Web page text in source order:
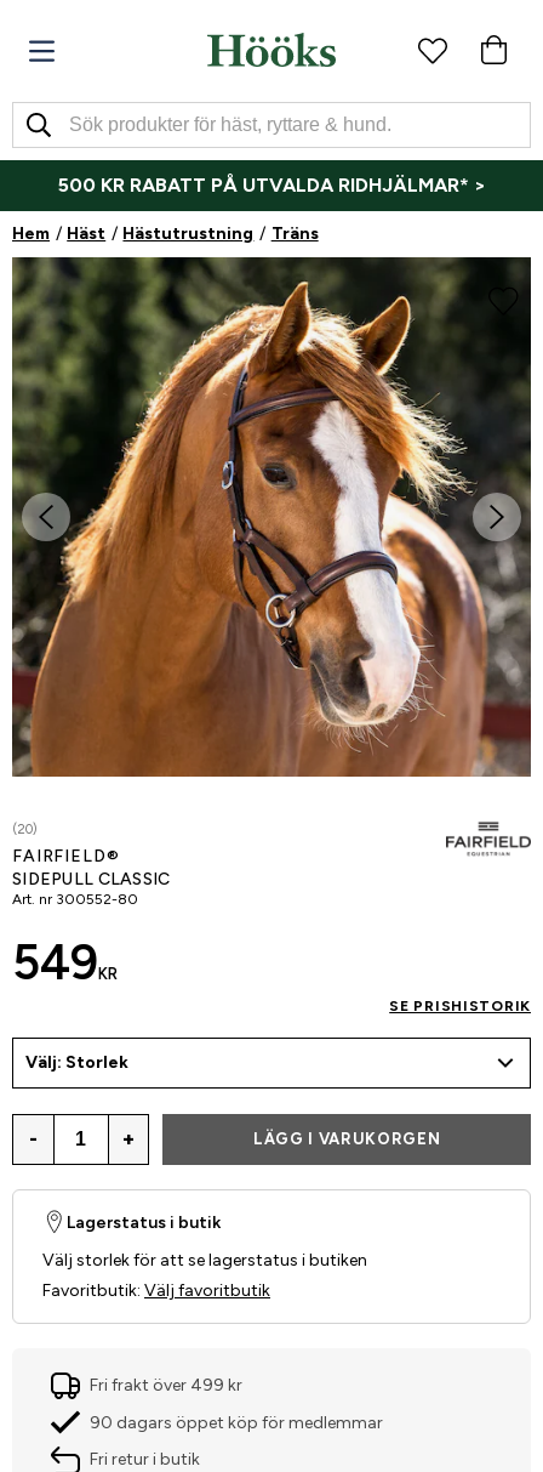
500 KR RABATT PÅ UTVALDA RIDHJÄLMAR* >
Hem Häst Hästutrustning Träns
(20)
FAIRFIELD®
SIDEPULL CLASSIC
Art. nr 300552-80
549 KR
SE PRISHISTORIK
Välj: Storlek
- + LÄGG I VARUKORGEN
Lagerstatus i butik
Välj storlek för att se lagerstatus i butiken
Favoritbutik: Välj favoritbutik
Fri frakt över 499 kr
90 dagars öppet köp för medlemmar
Fri retur i butik